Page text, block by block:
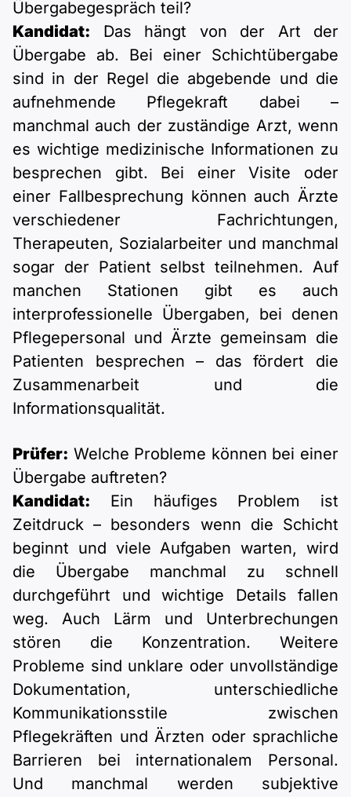
Übergabegespräch teil?
Kandidat: Das hängt von der Art der
Übergabe ab. Bei einer Schichtübergabe
sind in der Regel die abgebende und die
aufnehmende Pflegekraft dabei –
manchmal auch der zuständige Arzt, wenn
es wichtige medizinische Informationen zu
besprechen gibt. Bei einer Visite oder
einer Fallbesprechung können auch Ärzte
verschiedener Fachrichtungen,
Therapeuten, Sozialarbeiter und manchmal
sogar der Patient selbst teilnehmen. Auf
manchen Stationen gibt es auch
interprofessionelle Übergaben, bei denen
Pflegepersonal und Ärzte gemeinsam die
Patienten besprechen – das fördert die
Zusammenarbeit und die
Informationsqualität.
Prüfer: Welche Probleme können bei einer
Übergabe auftreten?
Kandidat: Ein häufiges Problem ist
Zeitdruck – besonders wenn die Schicht
beginnt und viele Aufgaben warten, wird
die Übergabe manchmal zu schnell
durchgeführt und wichtige Details fallen
weg. Auch Lärm und Unterbrechungen
stören die Konzentration. Weitere
Probleme sind unklare oder unvollständige
Dokumentation, unterschiedliche
Kommunikationsstile zwischen
Pflegekräften und Ärzten oder sprachliche
Barrieren bei internationalem Personal.
Und manchmal werden subjektive